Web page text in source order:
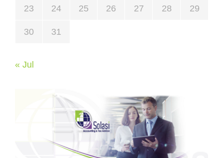
23 24 25 26 27 28 29
30 31
« Jul